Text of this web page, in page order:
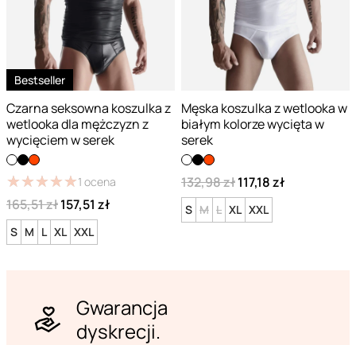
Bestseller
Czarna seksowna koszulka z
wetlooka dla mężczyzn z
wycięciem w serek
★★★★★
★★★★★1 ocena
165,51 zł157,51 zł
S M L XL XXL
Męska koszulka z wetlooka w
białym kolorze wycięta w
serek
132,98 zł117,18 zł
S M L XL XXL
Gwarancja
dyskrecji.